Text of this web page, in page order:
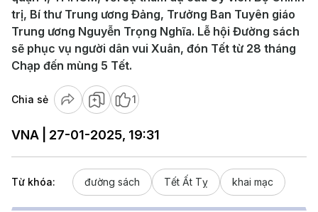
trị, Bí thư Trung ương Đảng, Trưởng Ban Tuyên giáo
Trung ương Nguyễn Trọng Nghĩa. Lễ hội Đường sách
sẽ phục vụ người dân vui Xuân, đón Tết từ 28 tháng
Chạp đến mùng 5 Tết.
Chia sẻ 1
VNA | 27-01-2025, 19:31
Từ khóa: đường sách Tết Ất Tỵ khai mạc